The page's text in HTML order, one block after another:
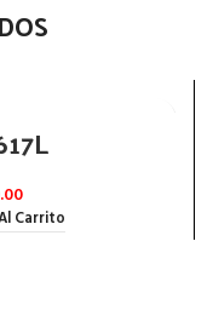
Carrito